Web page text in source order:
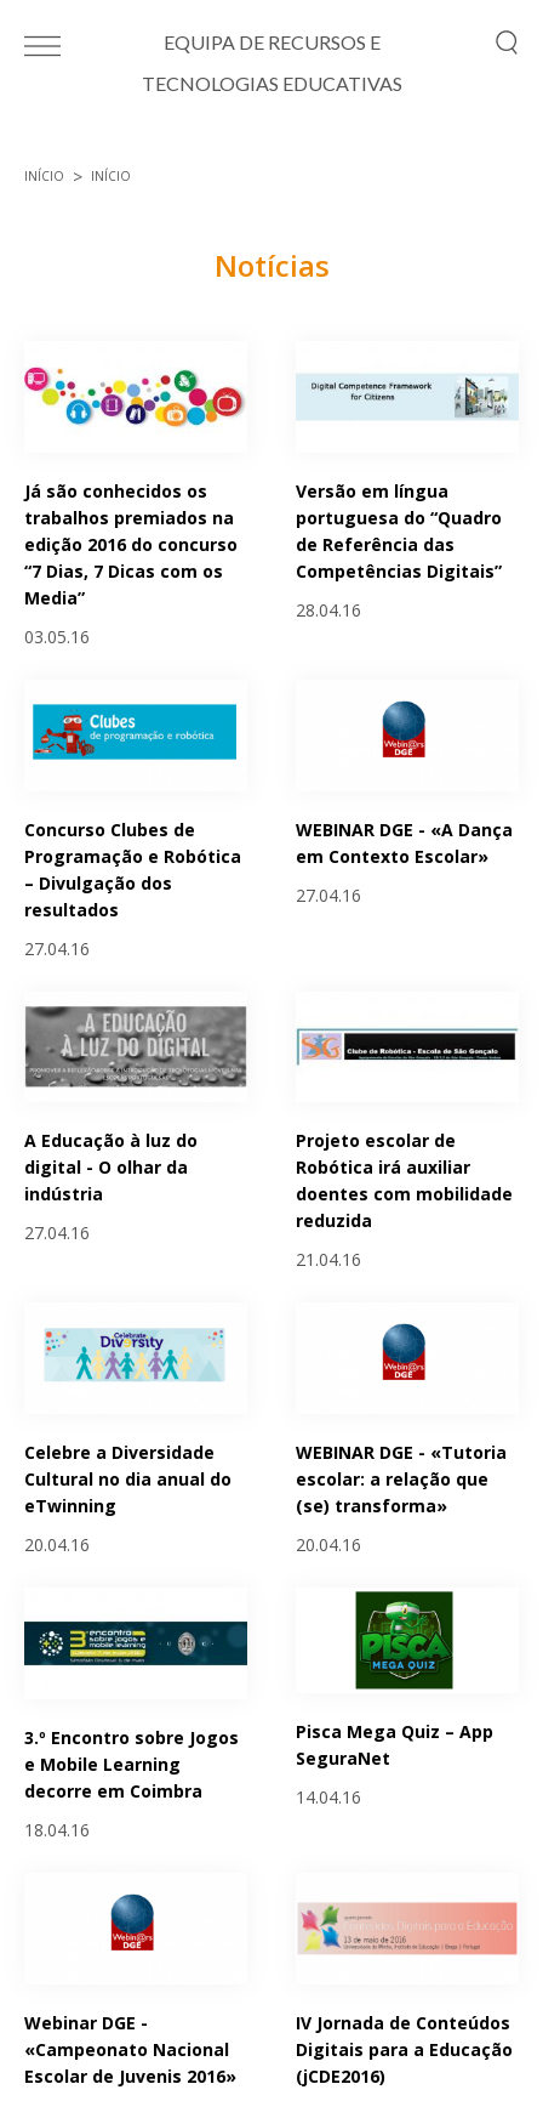
EQUIPA DE RECURSOS E
TECNOLOGIAS EDUCATIVAS
INÍCIO INÍCIO
Notícias
Já são conhecidos os
trabalhos premiados na
edição 2016 do concurso
“7 Dias, 7 Dicas com os
Media”
03.05.16
Versão em língua
portuguesa do “Quadro
de Referência das
Competências Digitais”
28.04.16
Concurso Clubes de
Programação e Robótica
– Divulgação dos
resultados
27.04.16
WEBINAR DGE - «A Dança
em Contexto Escolar»
27.04.16
A Educação à luz do
digital - O olhar da
indústria
27.04.16
Projeto escolar de
Robótica irá auxiliar
doentes com mobilidade
reduzida
21.04.16
Celebre a Diversidade
Cultural no dia anual do
eTwinning
20.04.16
WEBINAR DGE - «Tutoria
escolar: a relação que
(se) transforma»
20.04.16
3.º Encontro sobre Jogos
e Mobile Learning
decorre em Coimbra
18.04.16
Pisca Mega Quiz – App
SeguraNet
14.04.16
Webinar DGE -
«Campeonato Nacional
Escolar de Juvenis 2016»
IV Jornada de Conteúdos
Digitais para a Educação
(jCDE2016)
Páginas